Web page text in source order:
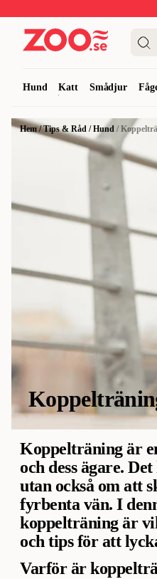
Hund Katt Smådjur
Hem/Tips & Råd /Hund /
Koppelträning är
och dess ägare.
utan också om att
fyrbenta vän. I
koppelträning är
och tips för att
Varför är